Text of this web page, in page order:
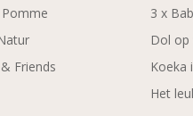
Friends
3 x
Dol op
Koeka
Het